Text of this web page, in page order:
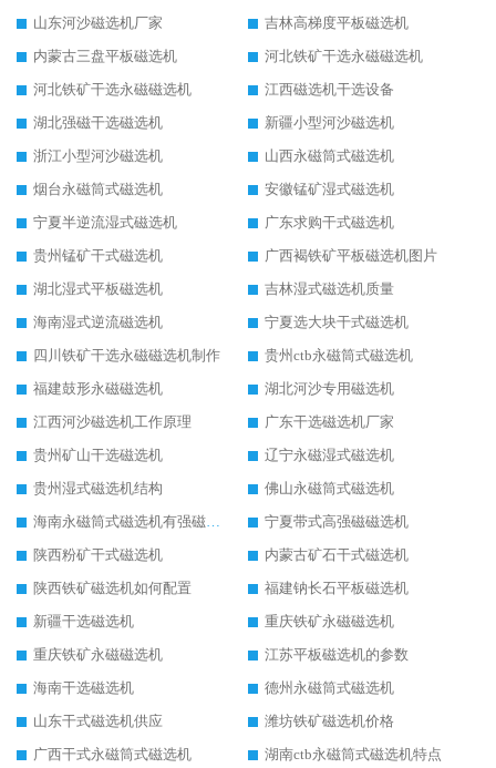
山东河沙磁选机厂家
吉林高梯度平板磁选机
内蒙古三盘平板磁选机
河北铁矿干选永磁磁选机
河北铁矿干选永磁磁选机
江西磁选机干选设备
湖北强磁干选磁选机
新疆小型河沙磁选机
浙江小型河沙磁选机
山西永磁筒式磁选机
烟台永磁筒式磁选机
安徽锰矿湿式磁选机
宁夏半逆流湿式磁选机
广东求购干式磁选机
贵州锰矿干式磁选机
广西褐铁矿平板磁选机图片
湖北湿式平板磁选机
吉林湿式磁选机质量
海南湿式逆流磁选机
宁夏选大块干式磁选机
四川铁矿干选永磁磁选机制作
贵州ctb永磁筒式磁选机
福建鼓形永磁磁选机
湖北河沙专用磁选机
江西河沙磁选机工作原理
广东干选磁选机厂家
贵州矿山干选磁选机
辽宁永磁湿式磁选机
贵州湿式磁选机结构
佛山永磁筒式磁选机
海南永磁筒式磁选机有强磁的吗
宁夏带式高强磁磁选机
陕西粉矿干式磁选机
内蒙古矿石干式磁选机
陕西铁矿磁选机如何配置
福建钠长石平板磁选机
新疆干选磁选机
重庆铁矿永磁磁选机
重庆铁矿永磁磁选机
江苏平板磁选机的参数
海南干选磁选机
德州永磁筒式磁选机
山东干式磁选机供应
潍坊铁矿磁选机价格
广西干式永磁筒式磁选机
湖南ctb永磁筒式磁选机特点